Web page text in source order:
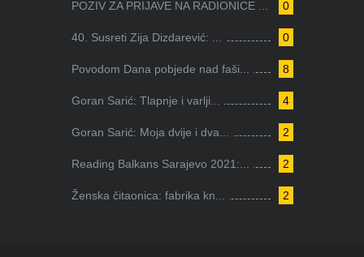
0
POZIV ZA PRIJAVE NA RADIONICE ...
0
40. Susreti Zija Dizdarević: ...
8
Povodom Dana pobjede nad faši...
4
Goran Sarić: Tlapnje i varlji...
2
Goran Sarić: Moja dvije i dva...
2
Reading Balkans Sarajevo 2021:...
2
Ženska čitaonica: fabrika kn...